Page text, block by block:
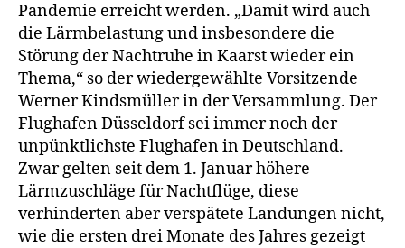
Pandemie erreicht werden. „Damit wird auch
die Lärmbelastung und insbesondere die
Störung der Nachtruhe in Kaarst wieder ein
Thema,“ so der wiedergewählte Vorsitzende
Werner Kindsmüller in der Versammlung. Der
Flughafen Düsseldorf sei immer noch der
unpünktlichste Flughafen in Deutschland.
Zwar gelten seit dem 1. Januar höhere
Lärmzuschläge für Nachtflüge, diese
verhinderten aber verspätete Landungen nicht,
wie die ersten drei Monate des Jahres gezeigt